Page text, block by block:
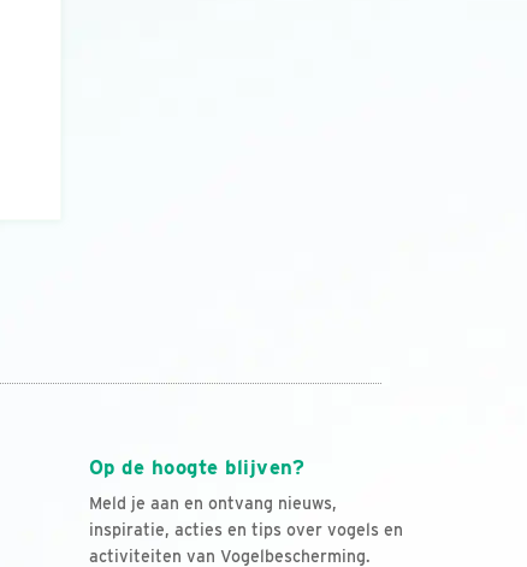
Op de hoogte blijven?
Meld je aan en ontvang nieuws,
inspiratie, acties en tips over vogels en
activiteiten van Vogelbescherming.